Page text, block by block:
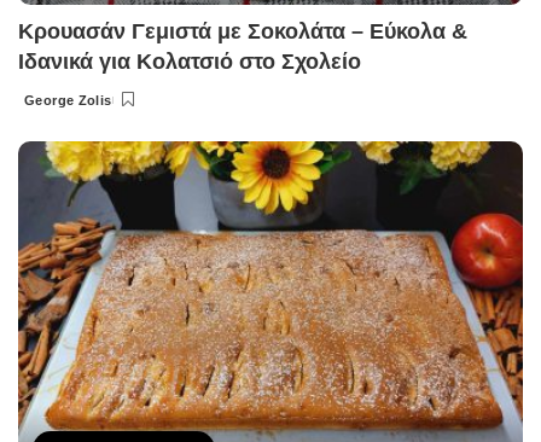
Κρουασάν Γεμιστά με Σοκολάτα – Εύκολα &
Ιδανικά για Κολατσιό στο Σχολείο
Posted
George Zolis